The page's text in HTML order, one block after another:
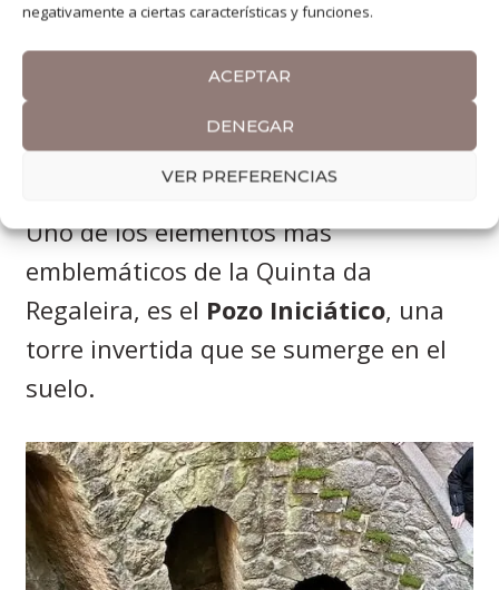
negativamente a ciertas características y funciones.
ACEPTAR
DENEGAR
VER PREFERENCIAS
pozos y construcciones ornamentales
que destacan por combinar la
naturaleza con la arquitectura de
manera armoniosa.
Uno de los elementos más
emblemáticos de la Quinta da
Regaleira, es el Pozo Iniciático, una
torre invertida que se sumerge en el
suelo.